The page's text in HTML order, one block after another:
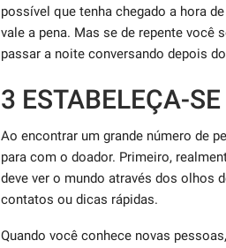
possível que tenha chegado a hora
vale a pena. Mas se de repente você
passar a noite conversando depois
3 ESTABELEÇA-
Ao encontrar um grande número de
para com o doador. Primeiro,
deve ver o mundo através dos olhos
contatos ou dicas rápidas.
Quando você conhece novas